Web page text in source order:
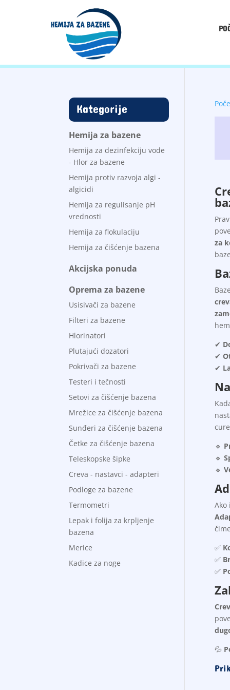
za
✔
✔
✔
🔹
🔹
🔹
Ako
✅
✅
✅
💦
Kategorije
Hemija za bazene
Hemija za dezinfekciju vode
- Hlor za bazene
Hemija protiv razvoja algi -
algicidi
Hemija za regulisanje pH
vrednosti
Hemija za flokulaciju
Hemija za čišćenje bazena
Akcijska ponuda
Oprema za bazene
Usisivači za bazene
Filteri za bazene
Hlorinatori
Plutajući dozatori
Pokrivači za bazene
Testeri i tečnosti
Setovi za čišćenje bazena
Mrežice za čišćenje bazena
Sunđeri za čišćenje bazena
Četke za čišćenje bazena
Teleskopske šipke
Creva - nastavci - adapteri
Podloge za bazene
Termometri
Lepak i folija za krpljenje
bazena
Merice
Kadice za noge